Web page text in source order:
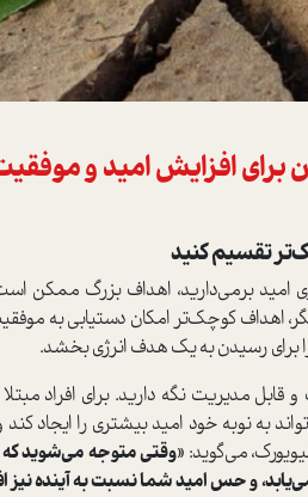
افزایش امید و
تقسیم کنید
امید برمی‌دارید، اهداف بزرگ ممکن
اهداف کوچک‌تر امکان دستیابی به
برای رسیدن به یک هدف انرژی بخشد.
مدیریت نگه دارید. برای افراد
به نوبه خود امید بیشتری را ایجاد کند
می‌گوید: «وقتی متوجه می‌شوید که
و حس امید شما نسبت به آینده نیز